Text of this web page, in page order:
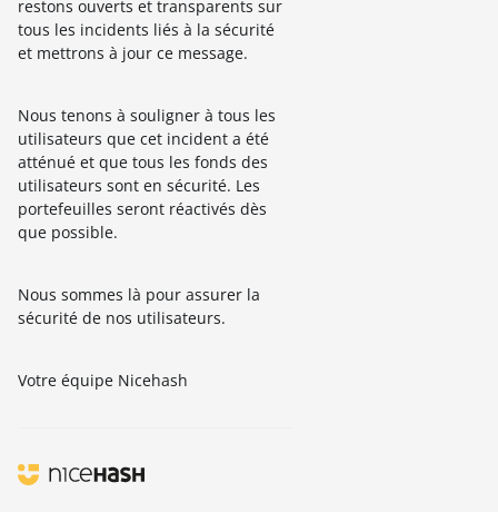
restons ouverts et transparents sur
tous les incidents liés à la sécurité
et mettrons à jour ce message.
Nous tenons à souligner à tous les
utilisateurs que cet incident a été
atténué et que tous les fonds des
utilisateurs sont en sécurité. Les
portefeuilles seront réactivés dès
que possible.
Nous sommes là pour assurer la
sécurité de nos utilisateurs.
Votre équipe Nicehash